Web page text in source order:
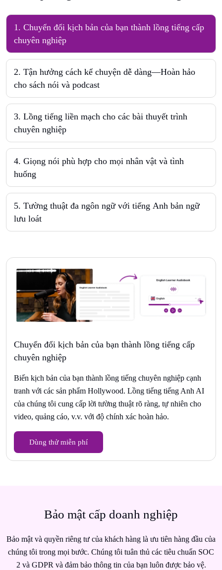
1. Chuyển đổi kịch bản của bạn thành lồng tiếng cấp
chuyên nghiệp
2. Tận hưởng cách kể chuyện dễ dàng—Hoàn hảo
cho sách nói và podcast
3. Lồng tiếng liền mạch cho các bài thuyết trình
chuyên nghiệp
4. Giọng nói phù hợp cho mọi nhân vật và tình
huống
5. Tường thuật đa ngôn ngữ với tiếng Anh bản ngữ
lưu loát
Chuyển đổi kịch bản của bạn thành lồng tiếng cấp
chuyên nghiệp
Biến kịch bản của bạn thành lồng tiếng chuyên nghiệp cạnh
tranh với các sản phẩm Hollywood. Lồng tiếng tiếng Anh AI
của chúng tôi cung cấp lời tường thuật rõ ràng, tự nhiên cho
video, quảng cáo, v.v. với độ chính xác hoàn hảo.
Dùng thử miễn phí
Bảo mật cấp doanh nghiệp
Bảo mật và quyền riêng tư của khách hàng là ưu tiên hàng đầu của
chúng tôi trong mọi bước. Chúng tôi tuân thủ các tiêu chuẩn SOC
2 và GDPR và đảm bảo thông tin của bạn luôn được bảo vệ.